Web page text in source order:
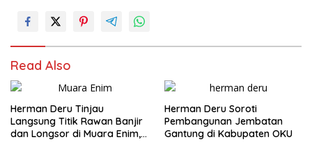
Read Also
Herman Deru Tinjau
Langsung Titik Rawan Banjir
dan Longsor di Muara Enim,
Herman Deru Soroti
Pembangunan Jembatan
Gantung di Kabupaten OKU